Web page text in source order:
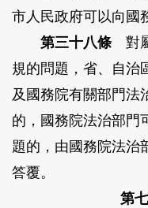
市人民政府可以向國
第三十八條對屬
規的問題，省、自治
及國務院有關部門法
的，國務院法治部門
題的，由國務院法治
答覆。
第